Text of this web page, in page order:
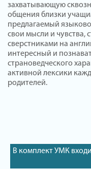
захватывающую
общения близки
предлагаемый
свои мысли и чувства,
сверстниками на
интересный и
страноведческого
активной лексики
родителей.
В комплект УМК